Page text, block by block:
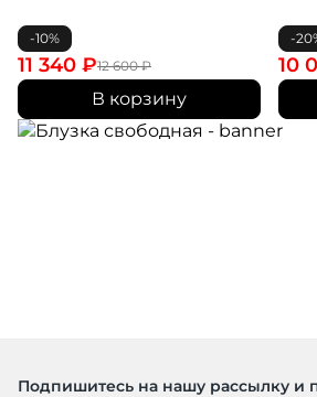
-10%
12 600₽
11 340 ₽
В корзину
-
10
Подпишитесь на нашу рассылку и